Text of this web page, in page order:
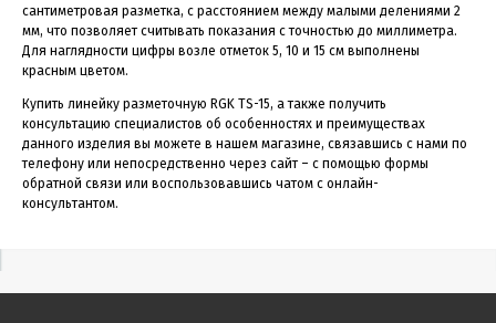
сантиметровая разметка, с расстоянием между малыми делениями 2
мм, что позволяет считывать показания с точностью до миллиметра.
Для наглядности цифры возле отметок 5, 10 и 15 см выполнены
красным цветом.
Купить линейку разметочную RGK TS-15, а также получить
консультацию специалистов об особенностях и преимуществах
данного изделия вы можете в нашем магазине, связавшись с нами по
телефону или непосредственно через сайт – с помощью формы
обратной связи или воспользовавшись чатом с онлайн-
консультантом.